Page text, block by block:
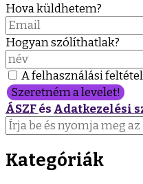
Hova küldhetem?
Hogyan szólíthatlak?
A felhasználási
Szeretném a levelet!
ÁSZFés Adatkezelési
Keresés:
Kategóriák